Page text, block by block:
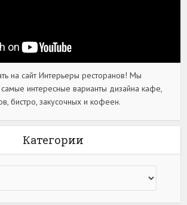
на сайт Интерьеры ресторанов! Мы
интересные варианты дизайна кафе,
бистро, закусочных и кофеен.
Категории